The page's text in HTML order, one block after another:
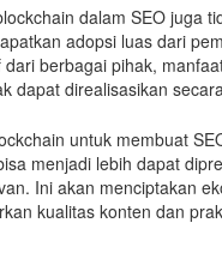
dalam SEO juga
adopsi luas dari
berbagai pihak,
dapat direalisasikan
untuk membuat
menjadi lebih dapat
Ini akan menciptakan
kualitas konten dan